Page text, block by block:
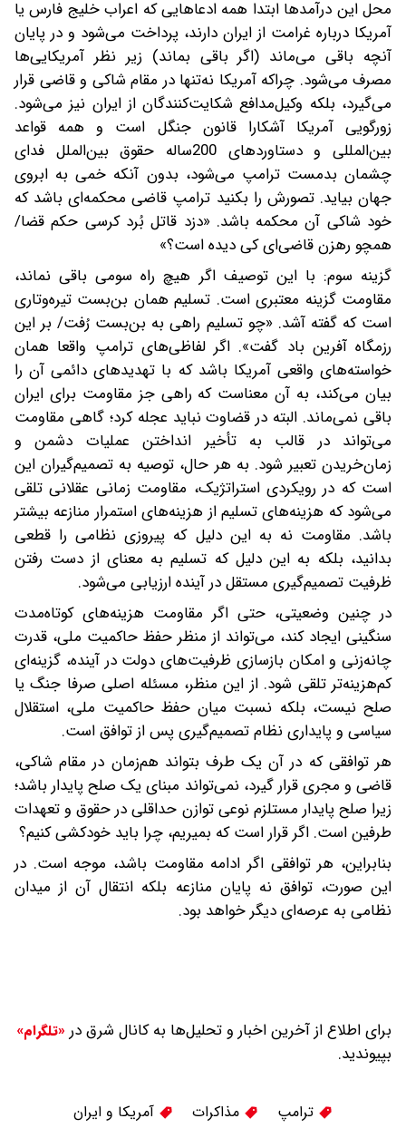
محل این درآمدها ابتدا همه ادعاهایی که اعراب خلیج فارس یا
آمریکا درباره غرامت از ایران دارند، پرداخت می‌شود و در پایان
آنچه باقی می‌ماند (اگر باقی بماند) زیر نظر آمریکایی‌ها
مصرف می‌شود. چراکه آمریکا نه‌تنها در مقام شاکی و قاضی قرار
می‌گیرد، بلکه وکیل‌مدافع شکایت‌کنندگان از ایران نیز می‌شود.
زورگویی آمریکا آشکارا قانون جنگل است و همه قواعد
بین‌المللی و دستاوردهای 200ساله حقوق بین‌الملل فدای
چشمان بدمست ترامپ می‌شود، بدون آنکه خمی به ابروی
جهان بیاید. تصورش را بکنید ترامپ قاضی محکمه‌ای باشد که
خود شاکی آن محکمه باشد. «دزد قاتل بُرد کرسی حکم قضا/
همچو رهزن قاضی‌ای کی دیده است؟»
گزینه سوم: با این توصیف اگر هیچ راه سومی باقی نماند،
مقاومت گزینه معتبری است. تسلیم همان بن‌بست تیره‌و‌تاری
است که گفته آشد. «چو تسلیم راهی به بن‌بست رُفت/ بر این
رزمگاه آفرین باد گفت». اگر لفاظی‌های ترامپ واقعا همان
خواسته‌های واقعی آمریکا باشد که با تهدیدهای دائمی آن را
بیان می‌کند، به آن معناست که راهی جز مقاومت برای ایران
باقی نمی‌ماند. البته در قضاوت نباید عجله کرد؛ گاهی مقاومت
می‌تواند در قالب به تأخیر انداختن عملیات دشمن و
زمان‌خریدن تعبیر شود. به هر حال، توصیه به تصمیم‌گیران این
است که در رویکردی استراتژیک، مقاومت زمانی عقلانی تلقی
می‌شود که هزینه‌های تسلیم از هزینه‌های استمرار منازعه بیشتر
باشد. مقاومت نه به این دلیل که پیروزی نظامی را قطعی
بدانید، بلکه به این دلیل که تسلیم به معنای از دست رفتن
ظرفیت تصمیم‌گیری مستقل در آینده ارزیابی می‌شود.
در چنین وضعیتی، حتی اگر مقاومت هزینه‌های کوتاه‌مدت
سنگینی ایجاد کند، می‌تواند از منظر حفظ حاکمیت ملی، قدرت
چانه‌زنی و امکان بازسازی ظرفیت‌های دولت در آینده، گزینه‌ای
کم‌هزینه‌تر تلقی شود. از این منظر، مسئله اصلی صرفا جنگ یا
صلح نیست، بلکه نسبت میان حفظ حاکمیت ملی، استقلال
سیاسی و پایداری نظام تصمیم‌گیری پس از توافق است.
هر توافقی که در آن یک طرف بتواند هم‌زمان در مقام شاکی،
قاضی و مجری قرار گیرد، نمی‌تواند مبنای یک صلح پایدار باشد؛
زیرا صلح پایدار مستلزم نوعی توازن حداقلی در حقوق و تعهدات
طرفین است. اگر قرار است که بمیریم، چرا باید خودکشی کنیم؟
بنابراین، هر توافقی اگر ادامه مقاومت باشد، موجه است. در
این صورت، توافق نه پایان منازعه بلکه انتقال آن از میدان
نظامی به عرصه‌ای دیگر خواهد بود.
برای اطلاع از آخرین اخبار و تحلیل‌ها به کانال شرق در «تلگرام»
بپیوندید.
ترامپ مذاکرات آمریکا و ایران